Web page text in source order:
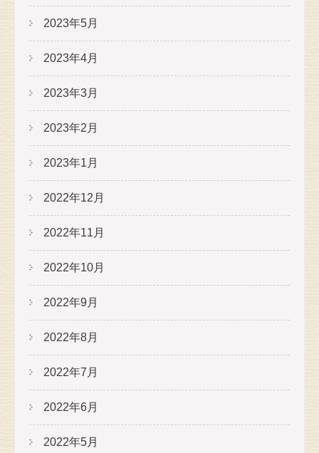
2023年5月
2023年4月
2023年3月
2023年2月
2023年1月
2022年12月
2022年11月
2022年10月
2022年9月
2022年8月
2022年7月
2022年6月
2022年5月